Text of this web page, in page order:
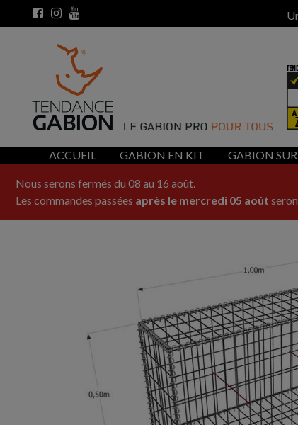
ACCUEIL GABION EN KIT GABION
Nous serons fermés du 08 au 16 août.
Les commandes passées après le mercredi 05 août